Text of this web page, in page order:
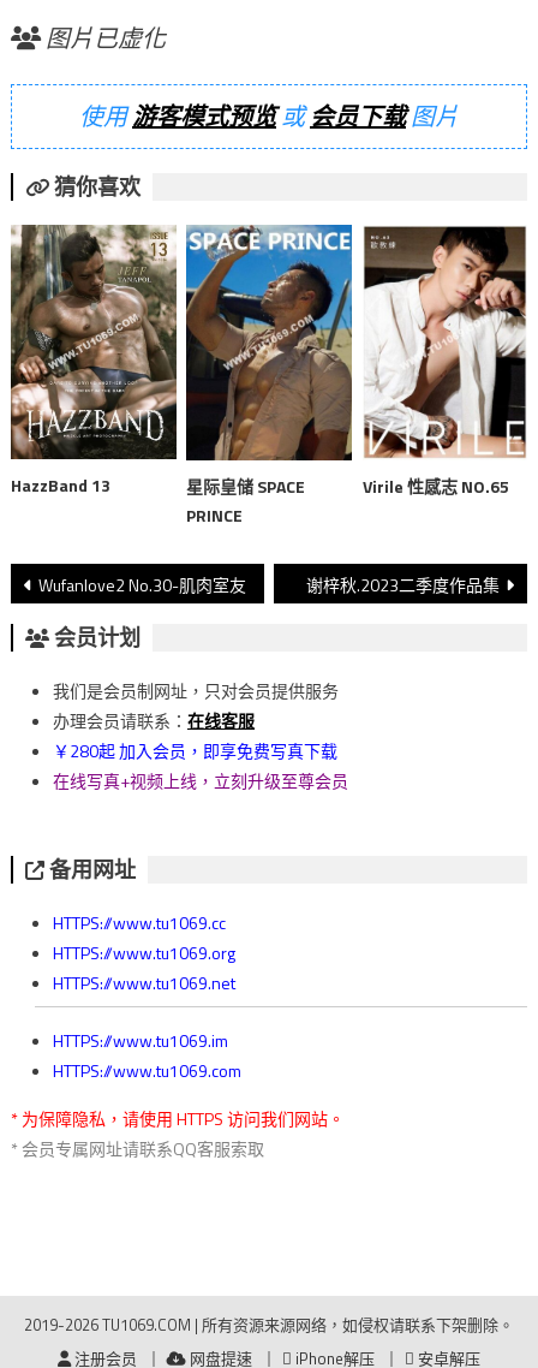
图片已虚化
使用游客模式预览或会员下载图片
猜你喜欢
HazzBand 13
星际皇储 SPACE
PRINCE
Virile 性感志 NO.65
文
章
導
覽
Wufanlove2 No.30-肌肉室友 谢梓秋.2023二季度作品集
会员计划
我们是会员制网址，只对会员提供服务
办理会员请联系： 在线客服
￥280起 加入会员，即享免费写真下载
在线写真+视频上线，立刻升级至尊会员
备用网址
HTTPS://www.tu1069.cc
HTTPS://www.tu1069.org
HTTPS://www.tu1069.net
HTTPS://www.tu1069.im
HTTPS://www.tu1069.com
* 为保障隐私，请使用 HTTPS 访问我们网站。
* 会员专属网址请联系QQ客服索取
2019-2026 TU1069.COM | 所有资源来源网络，如侵权请联系下架删除。
注册会员
网盘提速 iPhone解压 安卓解压